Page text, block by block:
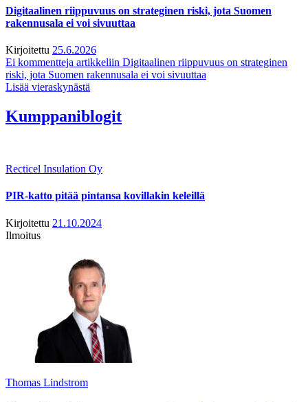
Digitaalinen riippuvuus on strateginen riski, jota Suomen
rakennusala ei voi sivuuttaa
Kirjoitettu 25.6.2026
Ei kommentteja artikkeliin Digitaalinen riippuvuus on strateginen
riski, jota Suomen rakennusala ei voi sivuuttaa
Lisää vieraskynästä
Kumppaniblogit
Recticel Insulation Oy
PIR-katto pitää pintansa kovillakin keleillä
Kirjoitettu 21.10.2024
Ilmoitus
Thomas Lindstrom